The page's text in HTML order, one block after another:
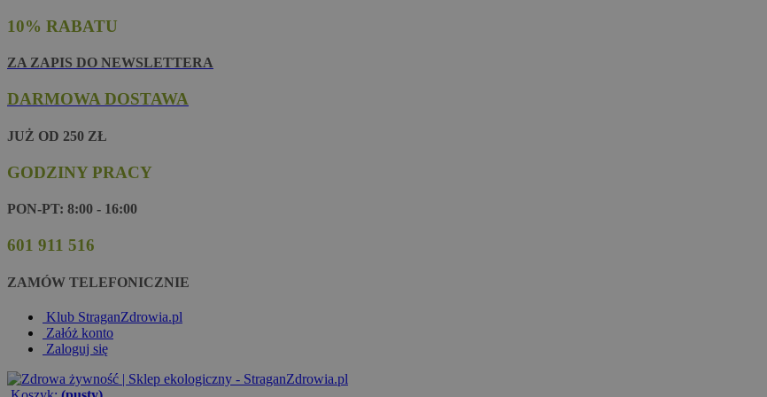
10% RABATU
ZA ZAPIS DO NEWSLETTERA
DARMOWA DOSTAWA
JUŻ OD 250 ZŁ
GODZINY PRACY
PON-PT: 8:00 - 16:00
601 911 516
ZAMÓW TELEFONICZNIE
Klub StraganZdrowia.pl
Załóż konto
Zaloguj się